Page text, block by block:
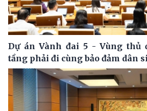
Dự án Vành đai 5 - Vùng thủ
tầng phải đi cùng bảo đảm dân